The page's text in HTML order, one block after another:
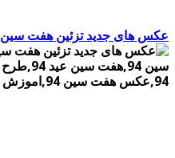
عکس های جدید تزئین هفت سین